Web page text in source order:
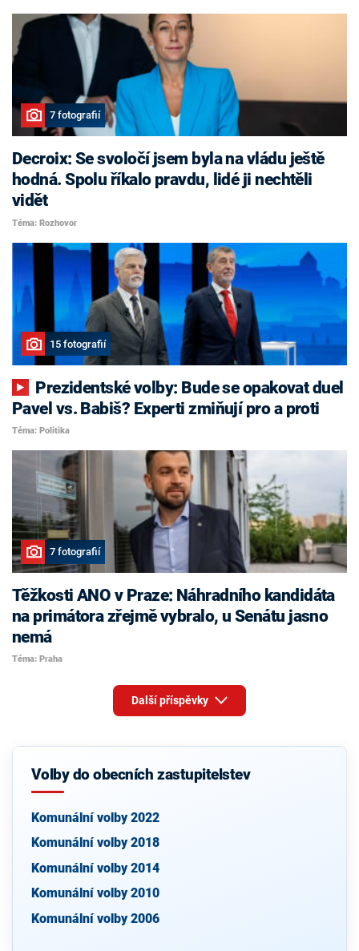
7 fotografií
Decroix: Se svoločí jsem byla na vládu ještě
hodná. Spolu říkalo pravdu, lidé ji nechtěli
vidět
Téma: Rozhovor
15 fotografií
Pavel vs. Babiš? Experti zmiňují pro a proti
Téma: Politika
7 fotografií
Těžkosti ANO v Praze: Náhradního kandidáta
na primátora zřejmě vybralo, u Senátu jasno
nemá
Téma: Praha
Další příspěvky
Volby do obecních zastupitelstev
Komunální volby 2022
Komunální volby 2018
Komunální volby 2014
Komunální volby 2010
Komunální volby 2006